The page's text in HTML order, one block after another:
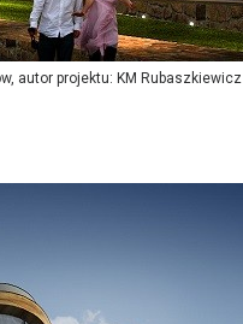
autor projektu: KM Rubaszkiewicz